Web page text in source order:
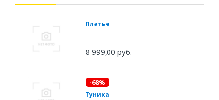
Платье
8 999,00 руб.
-68%
Туника